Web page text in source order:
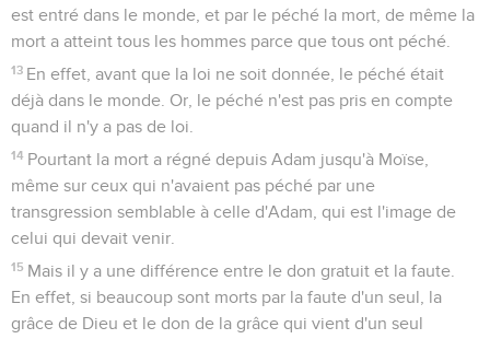
est entré dans le monde, et par le péché la mort, de même la
mort a atteint tous les hommes parce que tous ont péché.
13 En effet, avant que la loi ne soit donnée, le péché était
déjà dans le monde. Or, le péché n'est pas pris en compte
quand il n'y a pas de loi.
14 Pourtant la mort a régné depuis Adam jusqu'à Moïse,
même sur ceux qui n'avaient pas péché par une
transgression semblable à celle d'Adam, qui est l'image de
celui qui devait venir.
15 Mais il y a une différence entre le don gratuit et la faute.
En effet, si beaucoup sont morts par la faute d'un seul, la
grâce de Dieu et le don de la grâce qui vient d'un seul